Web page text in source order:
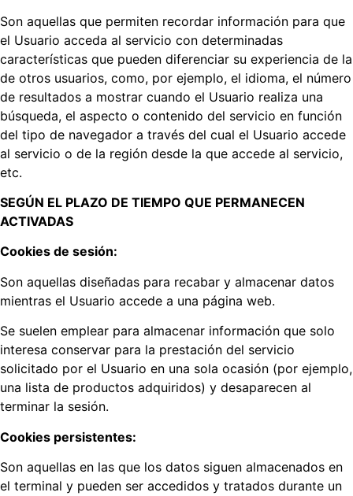
Son aquellas que permiten recordar información para que
el Usuario acceda al servicio con determinadas
características que pueden diferenciar su experiencia de la
de otros usuarios, como, por ejemplo, el idioma, el número
de resultados a mostrar cuando el Usuario realiza una
búsqueda, el aspecto o contenido del servicio en función
del tipo de navegador a través del cual el Usuario accede
al servicio o de la región desde la que accede al servicio,
etc.
SEGÚN EL PLAZO DE TIEMPO QUE PERMANECEN
ACTIVADAS
Cookies de sesión:
Son aquellas diseñadas para recabar y almacenar datos
mientras el Usuario accede a una página web.
Se suelen emplear para almacenar información que solo
interesa conservar para la prestación del servicio
solicitado por el Usuario en una sola ocasión (por ejemplo,
una lista de productos adquiridos) y desaparecen al
terminar la sesión.
Cookies persistentes:
Son aquellas en las que los datos siguen almacenados en
el terminal y pueden ser accedidos y tratados durante un